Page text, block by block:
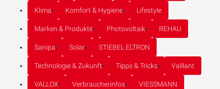
Klima Komfort & Hygiene Lifestyle
Marken & Produkte Photovoltaik REHAU
Sanipa Solar STIEBEL ELTRON
Technologie & Zukunft Tipps & Tricks Vaillant
VALLOX Verbraucherinfos VIESSMANN